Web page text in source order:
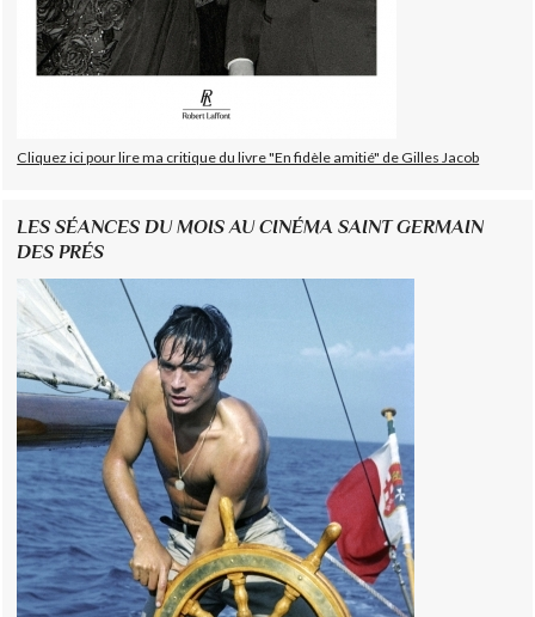
Cliquez ici pour lire ma critique du livre "En fidèle amitié" de Gilles Jacob
LES SÉANCES DU MOIS AU CINÉMA SAINT GERMAIN
DES PRÉS